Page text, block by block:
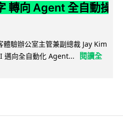
轉向 Agent 全自動操
驗辦公室主管兼副總裁 Jay Kim
邁向全自動化 Agent...
閱讀全